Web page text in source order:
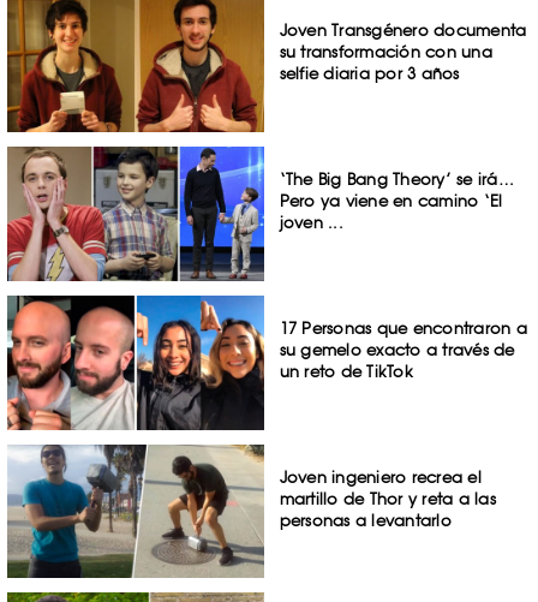
Joven Transgénero documenta
su transformación con una
selfie diaria por 3 años
‘The Big Bang Theory’ se irá…
Pero ya viene en camino ‘El
joven ...
17 Personas que encontraron a
su gemelo exacto a través de
un reto de TikTok
Joven ingeniero recrea el
martillo de Thor y reta a las
personas a levantarlo